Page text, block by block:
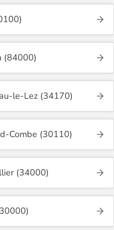
(84000)
le-Lez (34170)
Combe (30110)
(34000)